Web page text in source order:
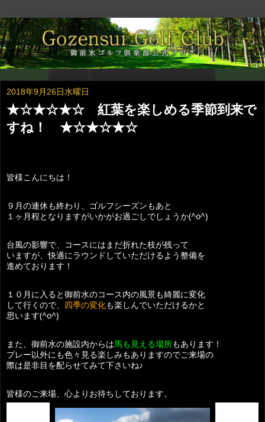
2018年9月26日水曜日
★☆★☆★☆ 紅葉を楽しめる季節到来で
すね！ ★☆★☆★☆
皆様こんにちは！
９月の連休も終わり、ゴルフシーズンもあと
１ヶ月程となりますがいかがお過ごしでしょうか(^o^)
台風の影響で、コースにはまだ折れた枝が残って
いますが、快適にラウンドしていただけるよう整備を
進めております！
１０月に入ると御前水のコース内の風景も綺麗に変化
して行くので、 四季の変化も楽しんでいただけるかと
思います(^o^)
また、御前水の施設内からは馬も見える場所もあります！
プレー以外にも色々見る楽しみもありますのでご来場の
際は是非目を配らせてみて下さいね♪
皆様のご来場、心よりお待ちしております。